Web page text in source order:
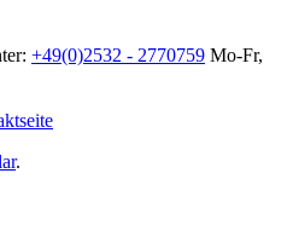
+49(0)2532 - 2770759 Mo-Fr,
.